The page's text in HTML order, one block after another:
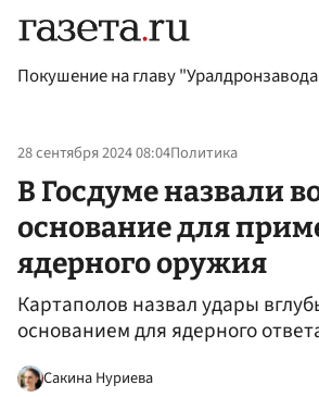
Покушение на главу
28 сентября 2024 08:04Политика
В Госдуме назвали
основание для
ядерного оружия
Картаполов назвал удары
основанием для ядерного
Сакина Нуриева